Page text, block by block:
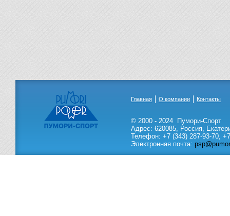
Главная О компании Контакты
© 2000 - 2024
Пумори-Спорт
Адрес: 620085, Россия,
Телефон: +7 (343) 287-93-70,
Электронная почта: